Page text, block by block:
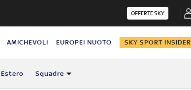
OFFERTE SKY
AMICHEVOLI EUROPEI NUOTO SKY SPORT INSIDER
Estero Squadre